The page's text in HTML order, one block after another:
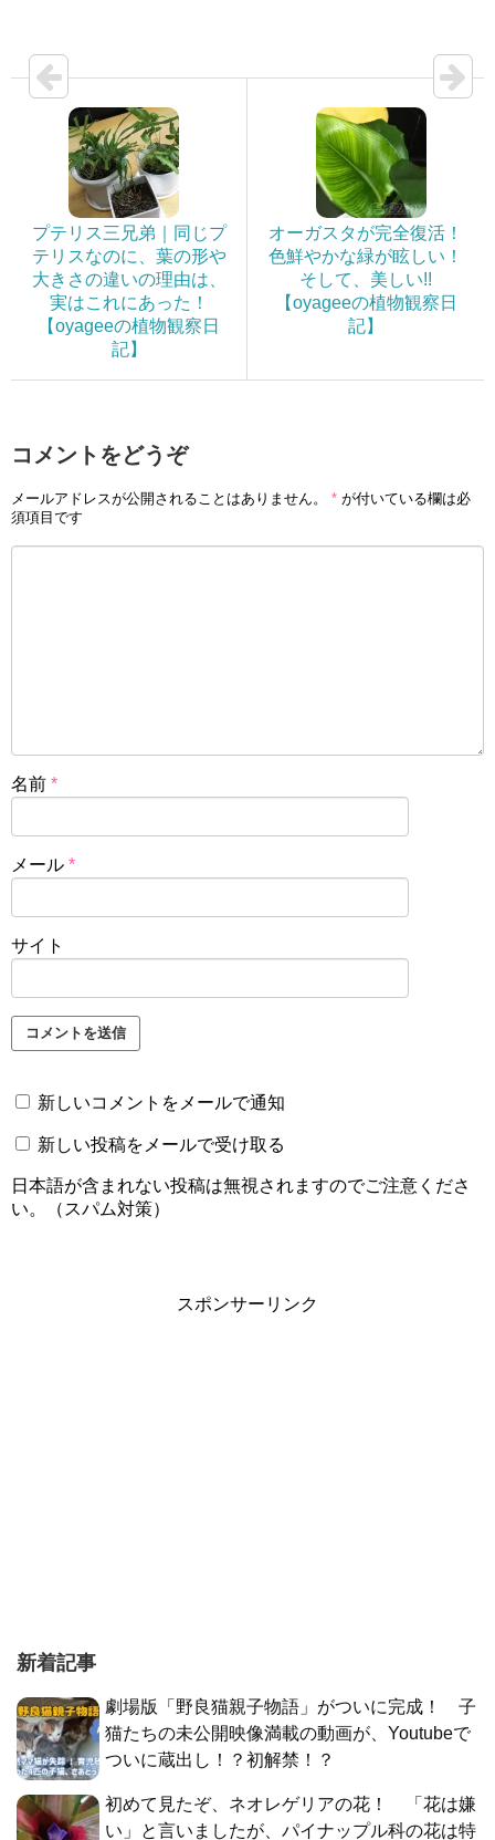
プテリス三兄弟｜同じプ
テリスなのに、葉の形や
大きさの違いの理由は、
実はこれにあった！
【oyageeの植物観察日
記】
オーガスタが完全復活！
色鮮やかな緑が眩しい！
そして、美しい!!
【oyageeの植物観察日
記】
コメントをどうぞ
メールアドレスが公開されることはありません。 * が付いている欄は必
須項目です
名前 *
メール *
サイト
新しいコメントをメールで通知
新しい投稿をメールで受け取る
日本語が含まれない投稿は無視されますのでご注意くださ
い。（スパム対策）
スポンサーリンク
新着記事
劇場版「野良猫親子物語」がついに完成！ 子
猫たちの未公開映像満載の動画が、Youtubeで
ついに蔵出し！？初解禁！？
初めて見たぞ、ネオレゲリアの花！ 「花は嫌
い」と言いましたが、パイナップル科の花は特